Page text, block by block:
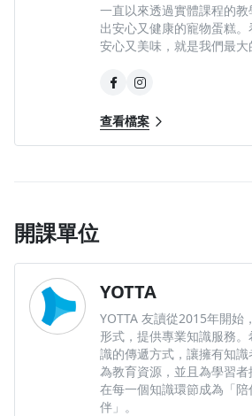
一直以來透過實體課程的
出安心又健康的寵物蛋糕
安心又美味，就是我們最大
查看檔案
開課單位
YOTTA
YOTTA 友讀從2015年開始
形式，提供專業知識服務
識的傳遞方式，讓擁有知
為教育資源，並且為學習者
在每一個知識環節成為「
伴」。